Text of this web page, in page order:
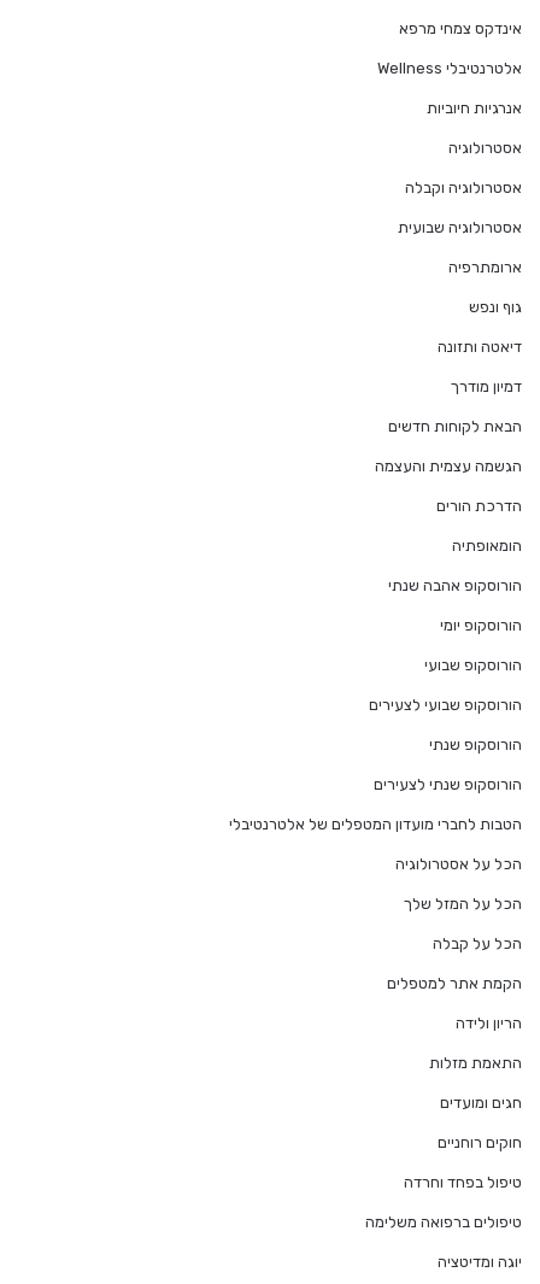
אינדקס צמחי מרפא
אלטרנטיבלי Wellness
אנרגיות חיוביות
אסטרולוגיה
אסטרולוגיה וקבלה
אסטרולוגיה שבועית
ארומתרפיה
גוף ונפש
דיאטה ותזונה
דמיון מודרך
הבאת לקוחות חדשים
הגשמה עצמית והעצמה
הדרכת הורים
הומאופתיה
הורוסקופ אהבה שנתי
הורוסקופ יומי
הורוסקופ שבועי
הורוסקופ שבועי לצעירים
הורוסקופ שנתי
הורוסקופ שנתי לצעירים
הטבות לחברי מועדון המטפלים של אלטרנטיבלי
הכל על אסטרולוגיה
הכל על המזל שלך
הכל על קבלה
הקמת אתר למטפלים
הריון ולידה
התאמת מזלות
חגים ומועדים
חוקים רוחניים
טיפול בפחד וחרדה
טיפולים ברפואה משלימה
יוגה ומדיטציה